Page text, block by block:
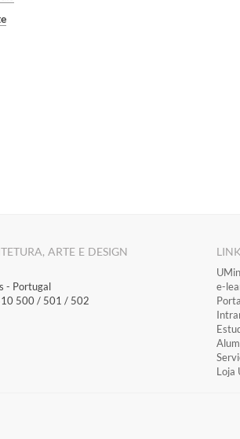
ARTE E DESIGN
- Portugal
500 / 501 / 502
​e-
Loja